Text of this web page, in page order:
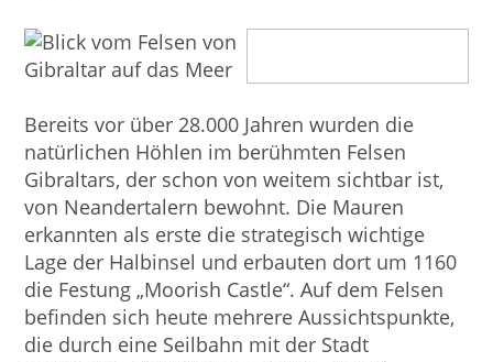
Bereits vor über 28.000 Jahren wurden die
natürlichen Höhlen im berühmten Felsen
Gibraltars, der schon von weitem sichtbar ist,
von Neandertalern bewohnt. Die Mauren
erkannten als erste die strategisch wichtige
Lage der Halbinsel und erbauten dort um 1160
die Festung „Moorish Castle“. Auf dem Felsen
befinden sich heute mehrere Aussichtspunkte,
die durch eine Seilbahn mit der Stadt